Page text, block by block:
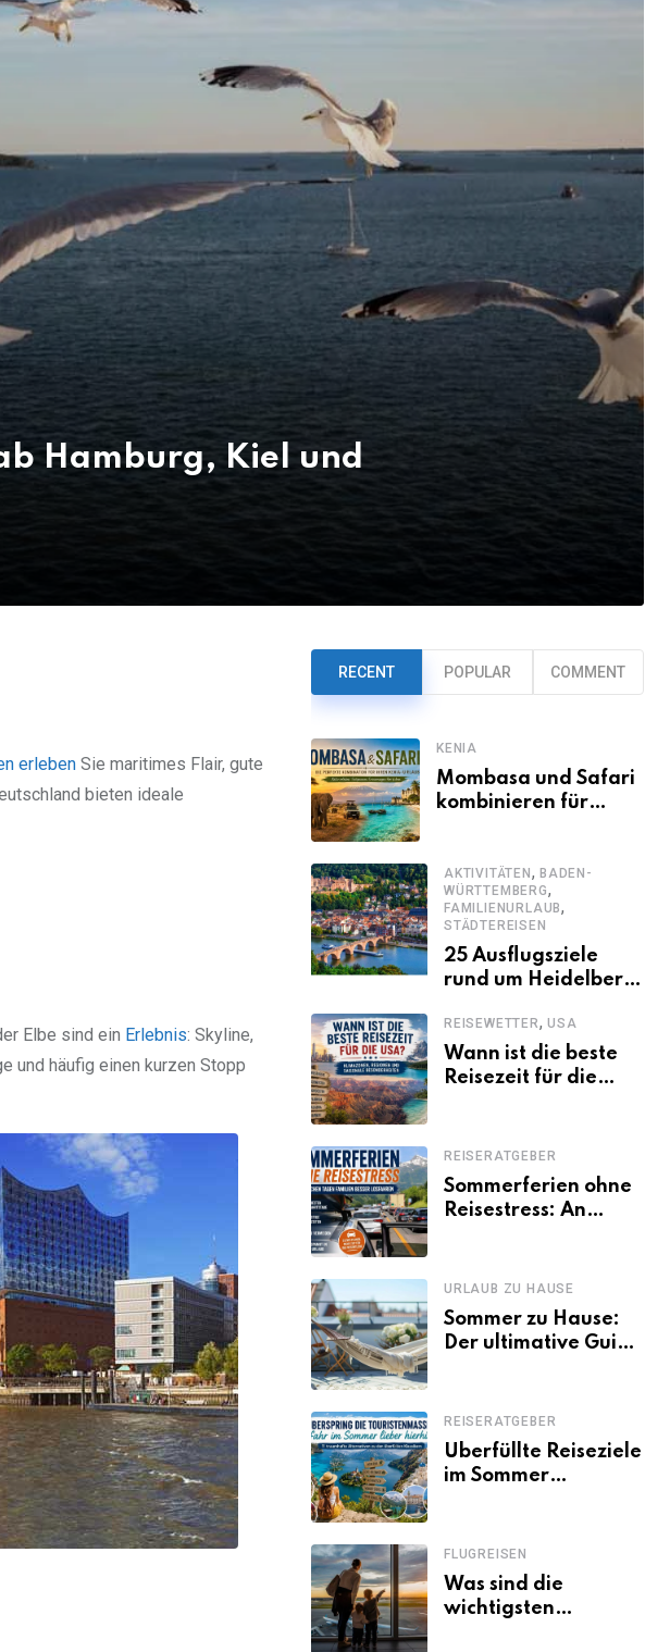
Hamburg, Kiel und
erleben Sie maritimes Flair, gute
bieten ideale
Elbe sind ein Erlebnis: Skyline,
und häufig einen kurzen Stopp
RECENT POPULAR COMMENT
KENIA
Mombasa und Safari
kombinieren für
Kenia-Urlaub
AKTIVITÄTEN, BADEN-
WÜRTTEMBERG,
FAMILIENURLAUB,
STÄDTEREISEN
25 Ausflugsziele
rund um Heidelberg,
sollte
REISEWETTER, USA
Wann ist die beste
Reisezeit für die
saisonale
Besonderheiten
REISERATGEBER
Sommerferien ohne
Reisestress: An
losfahren
URLAUB ZU HAUSE
Sommer zu Hause:
Der ultimative Guide
REISERATGEBER
Überfüllte Reiseziele
im Sommer
zu Mallorca,
Santorini, Gardasee
& Co.
FLUGREISEN
Was sind die
wichtigsten